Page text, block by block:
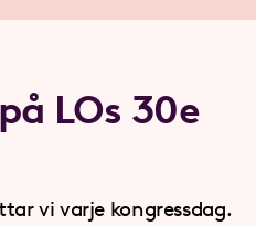
LOs 30e
vi varje kongressdag.